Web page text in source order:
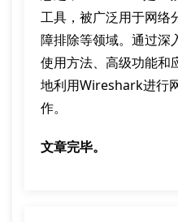
工具，被广泛用于网络
障排除等领域。通过
使用方法、高级功能和
地利用Wireshark进行
作。
文章完毕。